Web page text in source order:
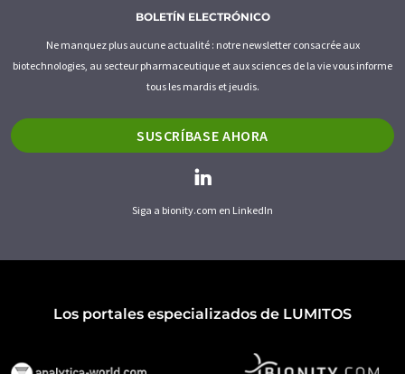
BOLETÍN ELECTRÓNICO
Ne manquez plus aucune actualité : notre newsletter consacrée aux
biotechnologies, au secteur pharmaceutique et aux sciences de la vie vous informe
tous les mardis et jeudis.
SUSCRÍBASE AHORA
Siga a bionity.com en LinkedIn
Los portales especializados de LUMITOS